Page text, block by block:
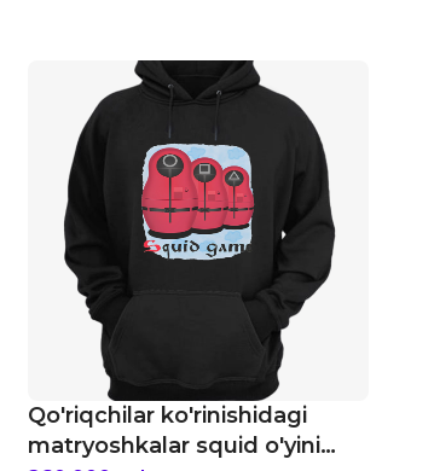
Qo'riqchilar ko'rinishidagi
matryoshkalar squid o'yini